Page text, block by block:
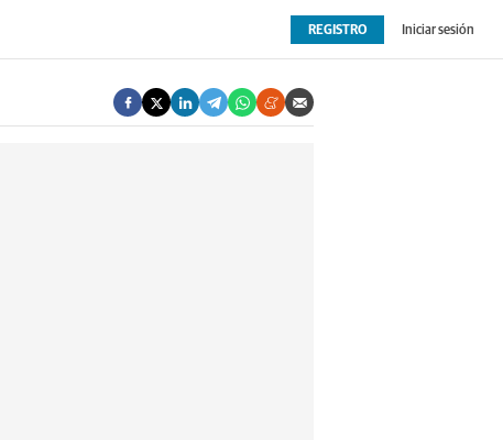
OPINIÓN EXTRAS
REGISTRO Iniciar sesión